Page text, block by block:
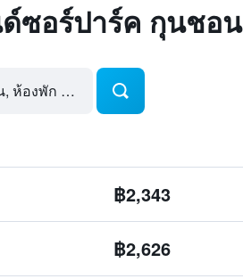
ซอร์ปาร์ค กุนชอน
ห้องพัก 1 ห้อง
฿2,343
฿2,626